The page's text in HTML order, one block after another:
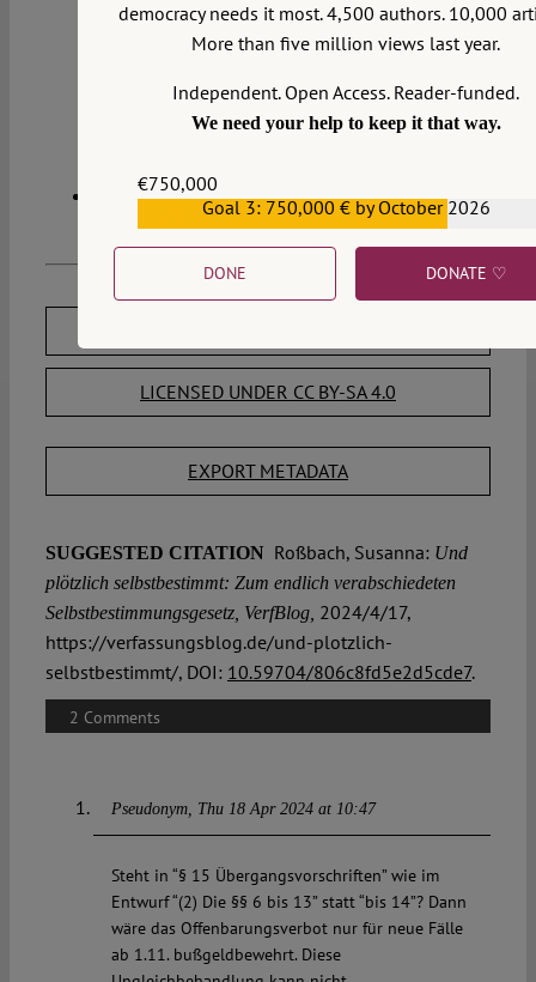
LICENSED UNDER CC BY-SA 4.0
EXPORT METADATA
SUGGESTED CITATION Roßbach, Susanna: Und
plötzlich selbstbestimmt: Zum endlich verabschiedeten
Selbstbestimmungsgesetz, VerfBlog, 2024/4/17,
https://verfassungsblog.de/und-plotzlich-
selbstbestimmt/, DOI: 10.59704/806c8fd5e2d5cde7.
2 Comments
Pseudonym Thu 18 Apr 2024 at 10:47
Steht in “§ 15 Übergangsvorschriften” wie im
Entwurf “(2) Die §§ 6 bis 13” statt “bis 14”? Dann
wäre das Offenbarungsverbot nur für neue Fälle
ab 1.11. bußgeldbewehrt. Diese
democracy needs it most. 4,500 authors. 10,000
More than five million views last year.
Independent. Open Access. Reader-funded.
We need your help to keep it that way.
€750,000
€559,159Goal 3: 750,000 € by October 2026
DONE DONATE ♡